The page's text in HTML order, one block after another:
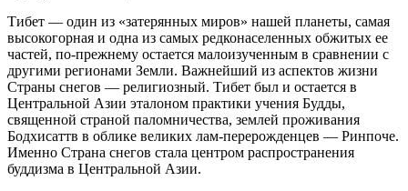
Тибет — один из «затерянных миров» нашей планеты, самая
высокогорная и одна из самых редконаселенных обжитых ее
частей, по-прежнему остается малоизученным в сравнении с
другими регионами Земли. Важнейший из аспектов жизни
Страны снегов — религиозный. Тибет был и остается в
Центральной Азии эталоном практики учения Будды,
священной страной паломничества, землей проживания
Бодхисаттв в облике великих лам-перерожденцев — Ринпоче.
Именно Страна снегов стала центром распространения
буддизма в Центральной Азии.